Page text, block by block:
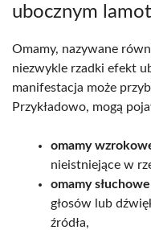
ubocznym
Omamy, nazywane
niezwykle rzadki efekt
manifestacja może
Przykładowo, mogą
omamy
nieistniejące w
omamy słuchowe
głosów lub
źródła,